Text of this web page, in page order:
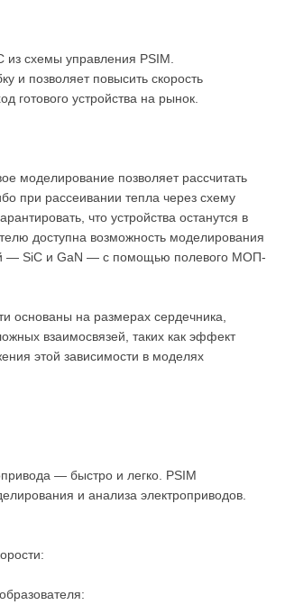
из схемы управления PSIM.
и позволяет повысить скорость
готового устройства на рынок.
моделирование позволяет рассчитать
при рассеивании тепла через схему
что устройства останутся в
доступна возможность моделирования
— SiC и GaN — с помощью полевого МОП-
основаны на размерах сердечника,
взаимосвязей, таких как эффект
этой зависимости в моделях
— быстро и легко. PSIM
и анализа электроприводов.